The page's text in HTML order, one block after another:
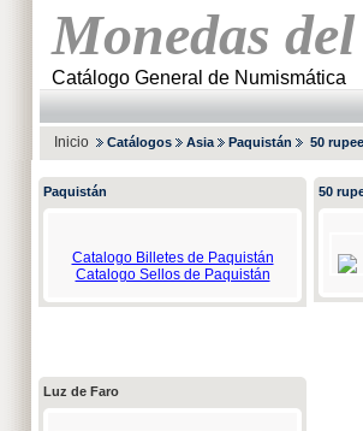
Monedas
Catálogo General de Numismática
Inicio Catálogos Asia Paquistán 50
Paquistán
Catalogo Billetes de Paquistán
Catalogo Sellos de Paquistán
Luz de Faro
50